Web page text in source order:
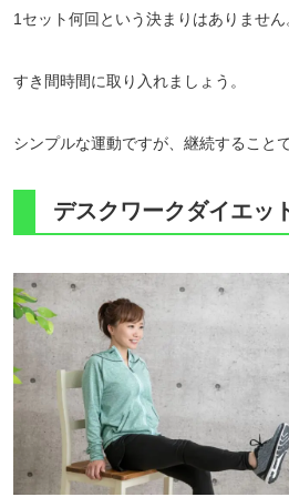
1セット何回という決まりはありません
すき間時間に取り入れましょう。
シンプルな運動ですが、継続すること
デスクワークダイエッ